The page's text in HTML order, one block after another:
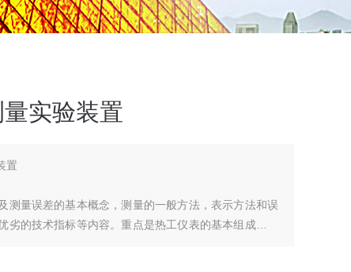
实验装置
置
测量误差的基本概念，测量的一般方法，表示方法和误
劣的技术指标等内容。重点是热工仪表的基本组成及其